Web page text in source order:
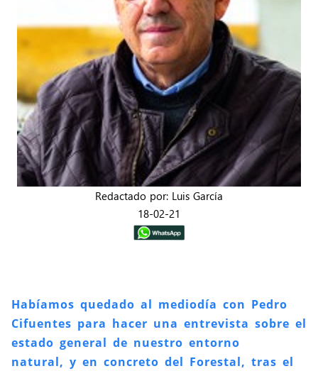
Redactado por: Luis García
18-02-21
Habíamos quedado al mediodía con Pedro
Cifuentes para hacer una entrevista sobre el
estado general de nuestro entorno
natural, y en concreto del Forestal, tras el